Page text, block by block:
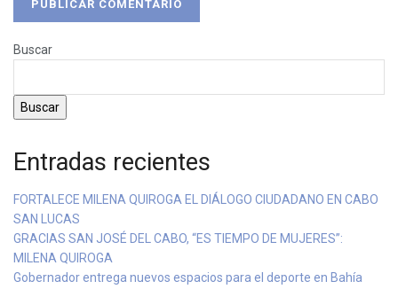
Buscar
Buscar
Entradas recientes
FORTALECE MILENA QUIROGA EL DIÁLOGO CIUDADANO EN CABO
SAN LUCAS
GRACIAS SAN JOSÉ DEL CABO, “ES TIEMPO DE MUJERES”:
MILENA QUIROGA
Gobernador entrega nuevos espacios para el deporte en Bahía